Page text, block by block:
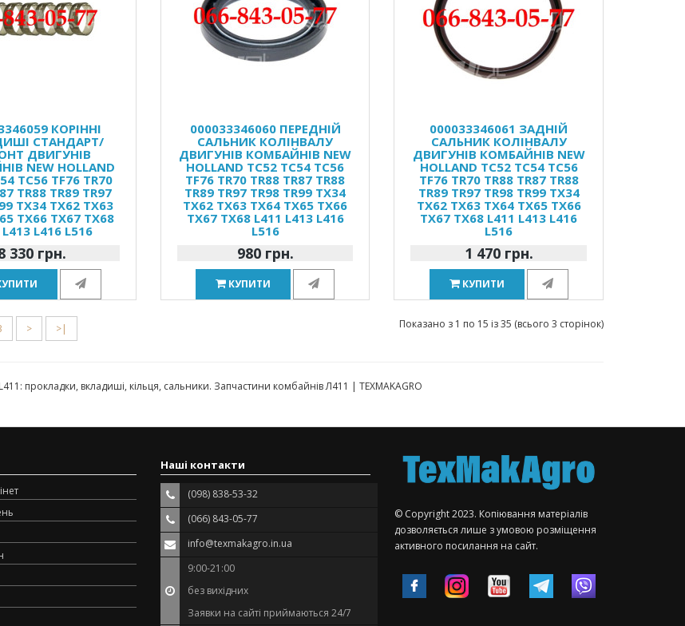
КОРІННІ
СТАНДАРТ/
ДВИГУНІВ
NEW HOLLAND
TC56 TF76 TR70
TR88 TR89 TR97
TX34 TX62 TX63
TX66 TX67 TX68
L416 L516
330 грн.
000033346060 ПЕРЕДНІЙ
САЛЬНИК КОЛІНВАЛУ
ДВИГУНІВ КОМБАЙНІВ NEW
HOLLAND TC52 TC54 TC56
TF76 TR70 TR88 TR87 TR88
TR89 TR97 TR98 TR99 TX34
TX62 TX63 TX64 TX65 TX66
TX67 TX68 L411 L413 L416
L516
980 грн.
КУПИТИ
000033346061 ЗАДНІЙ
САЛЬНИК КОЛІНВАЛУ
ДВИГУНІВ КОМБАЙНІВ NEW
HOLLAND TC52 TC54 TC56
TF76 TR70 TR88 TR87 TR88
TR89 TR97 TR98 TR99 TX34
TX62 TX63 TX64 TX65 TX66
TX67 TX68 L411 L413 L416
L516
1 470 грн.
КУПИТИ
> >| Показано з 1 по 15 із 35 (всього 3 сторінок)
прокладки, вкладиші, кільця, сальники. Запчастини комбайнів Л411 | TEXMAKAGRO
Наші контакти
(098) 838-53-32
(066) 843-05-77
info@texmakagro.in.ua
9:00-21:00
без вихідних
Заявки на сайті приймаються 24/7
© Copyright 2023. Копіювання матеріалів
дозволяється лише з умовою розміщення
активного посилання на сайт.